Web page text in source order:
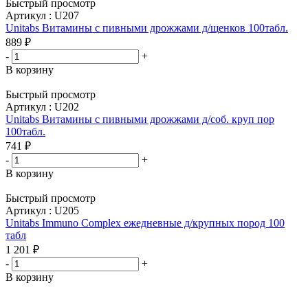
Быстрый просмотр
Артикул : U207
Unitabs Витамины с пивными дрожжами д/щенков 100табл.
889 ₽
-
+
В корзину
Быстрый просмотр
Артикул : U202
Unitabs Витамины с пивными дрожжами д/соб. круп пор
100табл.
741 ₽
-
+
В корзину
Быстрый просмотр
Артикул : U205
Unitabs Immuno Complex ежедневные д/крупных пород 100
табл
1 201 ₽
-
+
В корзину